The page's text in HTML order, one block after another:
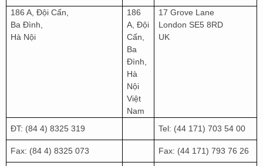
186 A, Đội Cấn,
Ba Đình,
Hà Nội
186
A, Đội
Cấn,
Ba
Đình,
Hà
Nội
Việt
Nam
17 Grove Lane
London SE5 8RD
UK
ĐT: (84 4) 8325 319 Tel: (44 171) 703 54 00
Fax: (84 4) 8325 073 Fax: (44 171) 793 76 26